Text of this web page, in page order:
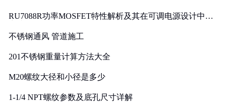
RU7088R功率MOSFET特性解析及其在可调电源设计中的
不锈钢通风 管道施工
201不锈钢重量计算方法大全
M20螺纹大径和小径是多少
1-1/4 NPT螺纹参数及底孔尺寸详解